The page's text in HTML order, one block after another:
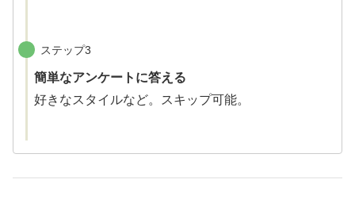
ステップ3
簡単なアンケートに答える
好きなスタイルなど。スキップ可能。